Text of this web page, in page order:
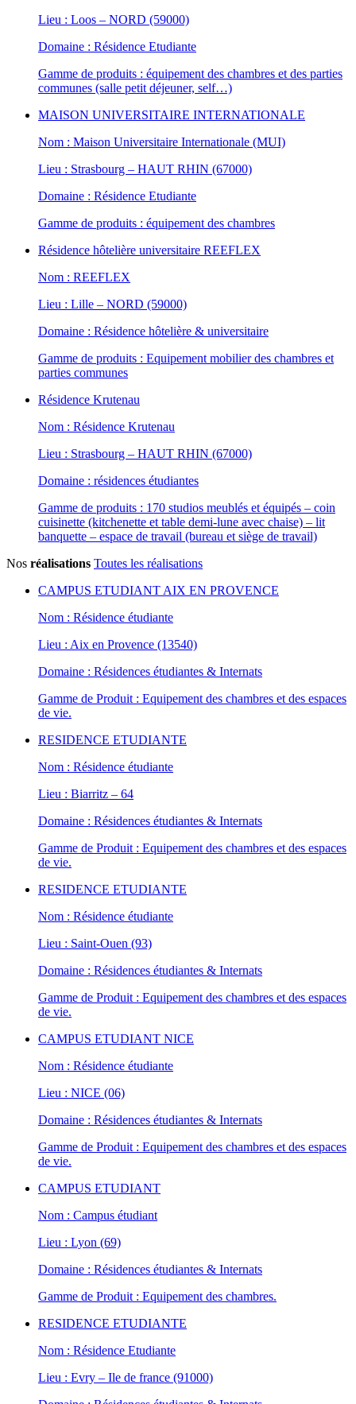
Lieu : Loos – NORD (59000)
Domaine : Résidence Etudiante
Gamme de produits : équipement des chambres et des parties
communes (salle petit déjeuner, self…)
MAISON UNIVERSITAIRE INTERNATIONALE
Nom : Maison Universitaire Internationale (MUI)
Lieu : Strasbourg – HAUT RHIN (67000)
Domaine : Résidence Etudiante
Gamme de produits : équipement des chambres
Résidence hôtelière universitaire REEFLEX
Nom : REEFLEX
Lieu : Lille – NORD (59000)
Domaine : Résidence hôtelière & universitaire
Gamme de produits : Equipement mobilier des chambres et
parties communes
Résidence Krutenau
Nom : Résidence Krutenau
Lieu : Strasbourg – HAUT RHIN (67000)
Domaine : résidences étudiantes
Gamme de produits : 170 studios meublés et équipés – coin
cuisinette (kitchenette et table demi-lune avec chaise) – lit
banquette – espace de travail (bureau et siège de travail)
Nos réalisations Toutes les réalisations
CAMPUS ETUDIANT AIX EN PROVENCE
Nom : Résidence étudiante
Lieu : Aix en Provence (13540)
Domaine : Résidences étudiantes & Internats
Gamme de Produit : Equipement des chambres et des espaces
de vie.
RESIDENCE ETUDIANTE
Nom : Résidence étudiante
Lieu : Biarritz – 64
Domaine : Résidences étudiantes & Internats
Gamme de Produit : Equipement des chambres et des espaces
de vie.
RESIDENCE ETUDIANTE
Nom : Résidence étudiante
Lieu : Saint-Ouen (93)
Domaine : Résidences étudiantes & Internats
Gamme de Produit : Equipement des chambres et des espaces
de vie.
CAMPUS ETUDIANT NICE
Nom : Résidence étudiante
Lieu : NICE (06)
Domaine : Résidences étudiantes & Internats
Gamme de Produit : Equipement des chambres et des espaces
de vie.
CAMPUS ETUDIANT
Nom : Campus étudiant
Lieu : Lyon (69)
Domaine : Résidences étudiantes & Internats
Gamme de Produit : Equipement des chambres.
RESIDENCE ETUDIANTE
Nom : Résidence Etudiante
Lieu : Evry – Ile de france (91000)